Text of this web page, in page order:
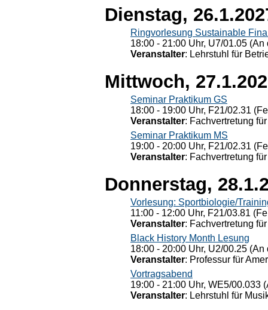
Dienstag,
Ringvorlesung Sustainable
18:00 - 21:00 Uhr, U7/01.05
Veranstalter: Lehrstuhl für
Mittwoch,
Seminar Praktikum GS
18:00 - 19:00 Uhr, F21/02.31
Veranstalter: Fachvertretung
Seminar Praktikum MS
19:00 - 20:00 Uhr, F21/02.31
Veranstalter: Fachvertretung
Donnerstag,
Vorlesung: Sportbiologie/
11:00 - 12:00 Uhr, F21/03.81
Veranstalter: Fachvertretung
Black History Month Lesung
18:00 - 20:00 Uhr, U2/00.25
Veranstalter: Professur für
Vortragsabend
19:00 - 21:00 Uhr, WE5/00.033
Veranstalter: Lehrstuhl für